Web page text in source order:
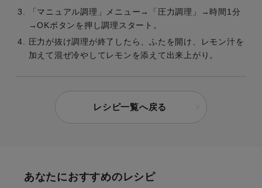
「マニュアル調理」メニュー→「圧力調理」→時間1分
→OKボタンを押し調理スタート。
圧力が抜け調理が終了したら、ふたを開け、レモン汁を
加えて混ぜ冷やしてレモンを添えて出来上がり。
レシピ一覧へ戻る
あなたにおすすめのレシピ